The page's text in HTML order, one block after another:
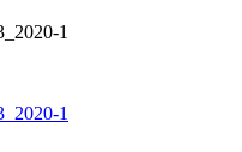
1
1